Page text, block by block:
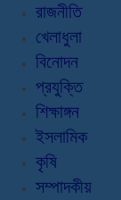
রাজনীতি
খেলাধুলা
বিনোদন
প্রযুক্তি
শিক্ষাঙ্গন
ইসলামিক
কৃষি
সম্পাদকীয়